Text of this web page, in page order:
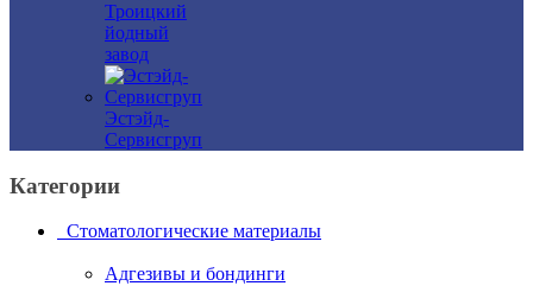
Троицкий
йодный
завод
Эстэйд-
Сервисгруп
Категории
Стоматологические материалы
Адгезивы и бондинги